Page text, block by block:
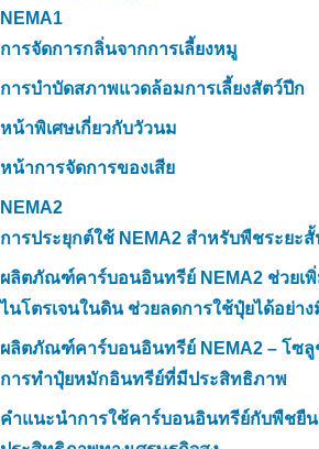
NEMA1
การจัดการกลิ่นจากการเลี้ยงหมู
การบำบัดสภาพแวดล้อมการเลี้ยงสัตว์ปีก
หน้าพิเศษเกี่ยวกับวัวนม
หน้าการจัดการของเสีย
NEMA2
การประยุกต์ใช้ NEMA2 สำหรับพืชระยะ
ผลิตภัณฑ์คาร์บอนอินทรีย์ NEMA2 ช่วยเ
ไนโตรเจนในดิน ช่วยลดการใช้ปุ๋ยได้อย่า
ผลิตภัณฑ์คาร์บอนอินทรีย์ NEMA2 – โซ
การทำปุ๋ยหมักอินทรีย์ที่มีประสิทธิภาพ
คำแนะนำการใช้คาร์บอนอินทรีย์กับพืชยื